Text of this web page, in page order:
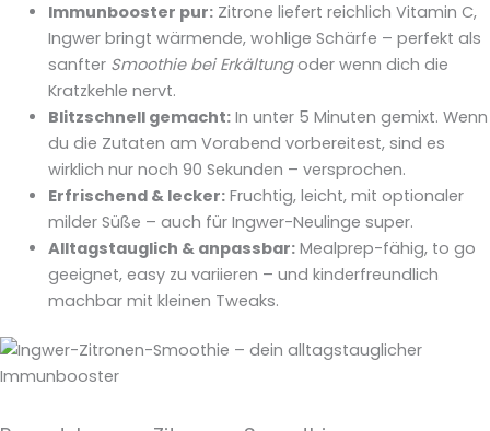
Immunbooster pur:Zitrone liefert reichlich Vitamin C,
Ingwer bringt wärmende, wohlige Schärfe – perfekt als
sanfter Smoothie bei Erkältungoder wenn dich die
Kratzkehle nervt.
Blitzschnell gemacht:In unter 5 Minuten gemixt. Wenn
du die Zutaten am Vorabend vorbereitest, sind es
wirklich nur noch 90 Sekunden – versprochen.
Erfrischend & lecker:Fruchtig, leicht, mit optionaler
milder Süße – auch für Ingwer-Neulinge super.
Alltagstauglich & anpassbar:Mealprep-fähig, to go
geeignet, easy zu variieren – und kinderfreundlich
machbar mit kleinen Tweaks.